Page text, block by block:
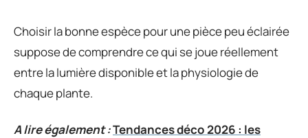
Choisir la bonne espèce pour une pièce peu éclairée
suppose de comprendre ce qui se joue réellement
entre la lumière disponible et la physiologie de
chaque plante.
A lire également :Tendances déco 2026 : les